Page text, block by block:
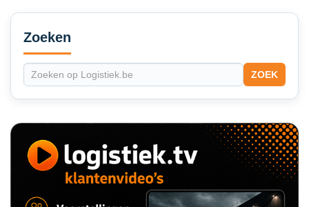
Secondary
Sidebar
Zoeken
ZOEK